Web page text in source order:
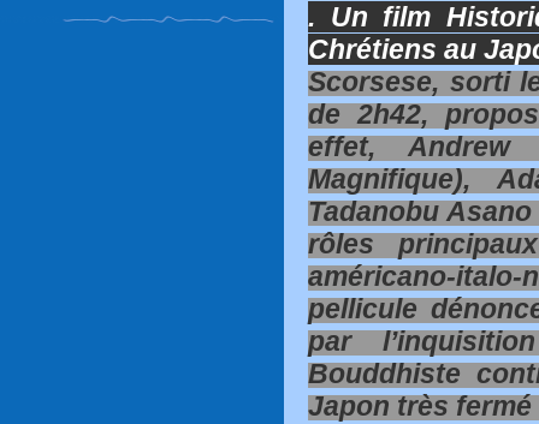
. Un film
Chrétiens au
Scorsese, sorti
de 2h42,
effet,
Magnifique),
Tadanobu
rôles
américano-
pellicule
par
Bouddhiste
Japon très fermé